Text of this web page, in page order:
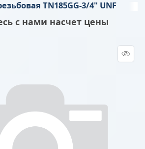
TN185GG-3/4" UNF
с нами насчет цены